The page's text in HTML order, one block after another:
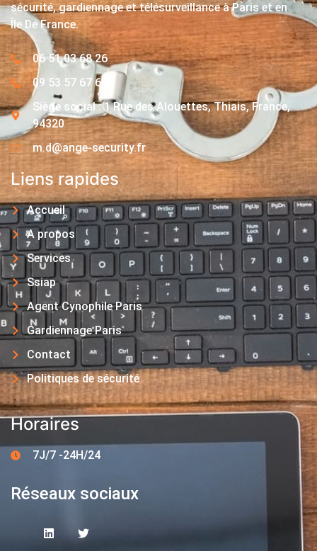
sécurité, gardiennage et télésurveillance à Paris et en
Île De France.
06 51 03 68 26
09 53 57 67 63
Siège social : 1 Rue des Alouettes, Thiais, France,
94320
m.d@ange-security.fr
Liens rapides
Accueil
A propos
Services
Ssiap
Agent Cynophile Paris
Gardiennage Paris
Contact
Politiques de sécurité
Horaires
7J/7 -24H/24
Réseaux sociaux